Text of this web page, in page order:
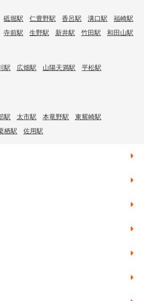
砥堀駅 仁豊野駅 香呂駅 溝口駅
福崎駅
寺前駅 生野駅 新井駅 竹田駅 和田山駅
駅 広畑駅 山陽天満駅
平松駅
駅 太市駅 本竜野駅
東觜崎駅
栖駅 佐用駅